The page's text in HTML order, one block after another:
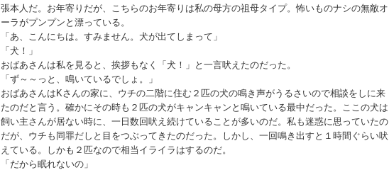
張本人だ。お年寄りだが、こちらのお年寄りは私の母方の祖母タイプ。怖いものナシの無敵オ
ーラがプンプンと漂っている。
「あ、こんにちは。すみません。犬が出てしまって」
「犬！」
おばあさんは私を見ると、挨拶もなく「犬！」と一言吠えたのだった。
「ず～～っと、鳴いているでしょ。」
おばあさんはKさんの家に、ウチの二階に住む２匹の犬の鳴き声がうるさいので相談をしに来
たのだと言う。確かにその時も２匹の犬がキャンキャンと鳴いている最中だった。ここの犬は
飼い主さんが居ない時に、一日数回吠え続けていることが多いのだ。私も迷惑に思っていたの
だが、ウチも同罪だしと目をつぶってきたのだった。しかし、一回鳴き出すと１時間ぐらい吠
えている。しかも２匹なので相当イライラはするのだ。
「だから眠れないの」